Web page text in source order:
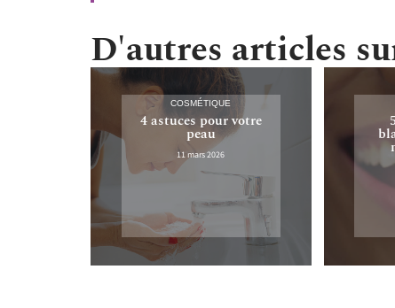
D'autres articles
COSMÉTIQUE
4 astuces pour votre
peau
11 mars 2026